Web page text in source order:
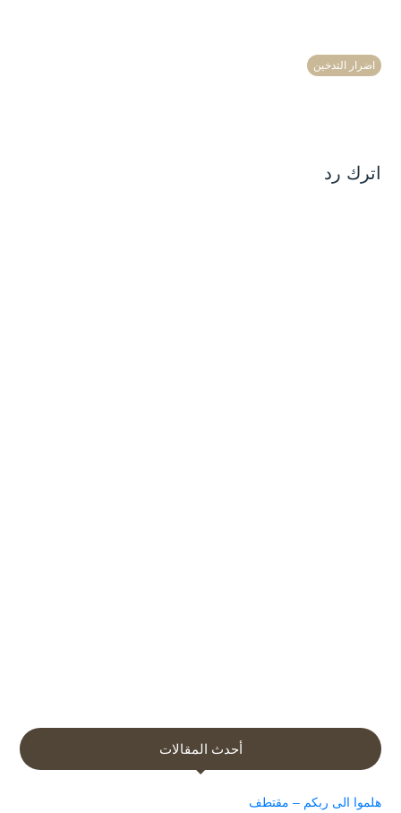
اضرار التدخين
اترك رد
أحدث المقالات
هلموا الى ربكم – مقتطف